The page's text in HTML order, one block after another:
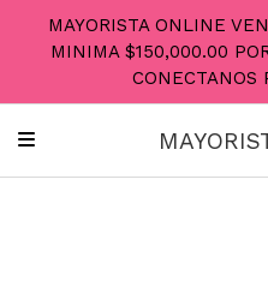
MAYORISTA ONLINE
MINIMA $150,000.00
CONECTANOS